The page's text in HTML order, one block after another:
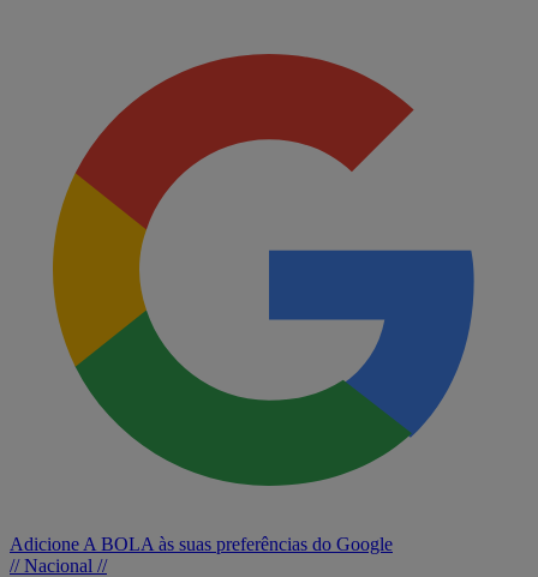
Adicione A BOLA às suas preferências do Google
// Nacional //